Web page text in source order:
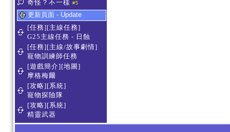
奇怪？不一樣 #5
更新頁面 - Update
[任務][主線任務]
G25主線任務 - 日蝕
[任務][主線/故事劇情]
寵物訓練師任務
[遊戲簡介][地圖]
摩格梅爾
[攻略][系統]
寵物探險隊
[攻略][系統]
精靈武器